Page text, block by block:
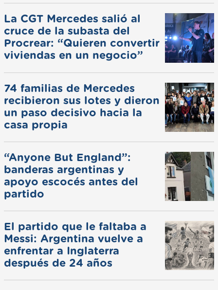
La CGT Mercedes salió al
cruce de la subasta del
Procrear: “Quieren convertir
viviendas en un negocio”
74 familias de Mercedes
recibieron sus lotes y dieron
un paso decisivo hacia la
casa propia
“Anyone But England”:
banderas argentinas y
apoyo escocés antes del
partido
El partido que le faltaba a
Messi: Argentina vuelve a
enfrentar a Inglaterra
después de 24 años